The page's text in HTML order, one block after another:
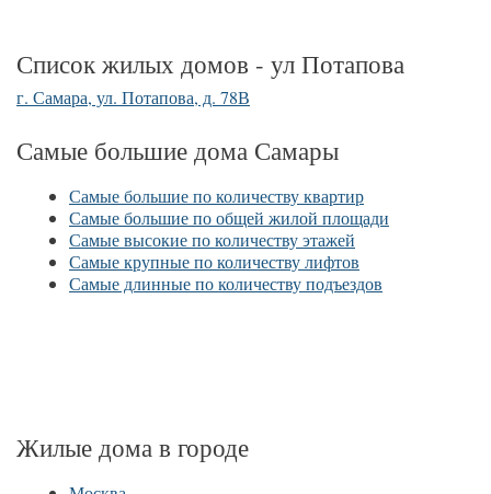
Список жилых домов - ул Потапова
г. Самара, ул. Потапова, д. 78В
Самые большие дома Самары
Самые большие по количеству квартир
Самые большие по общей жилой площади
Самые высокие по количеству этажей
Самые крупные по количеству лифтов
Самые длинные по количеству подъездов
Жилые дома в городе